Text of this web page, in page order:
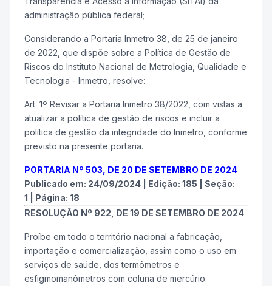
administração pública federal;
Considerando a Portaria Inmetro 38, de 25 de janeiro
de 2022, que dispõe sobre a Política de Gestão de
Riscos do Instituto Nacional de Metrologia, Qualidade e
Tecnologia - Inmetro, resolve:
Art. 1º Revisar a Portaria Inmetro 38/2022, com vistas a
atualizar a política de gestão de riscos e incluir a
política de gestão da integridade do Inmetro, conforme
previsto na presente portaria.
PORTARIA Nº 503, DE 20 DE SETEMBRO DE 2024
Publicado em: 24/09/2024 Edição: 185
Seção:
1
Página: 18
RESOLUÇÃO Nº 922, DE 19 DE SETEMBRO DE 2024
Proíbe em todo o território nacional a fabricação,
importação e comercialização, assim como o uso em
serviços de saúde, dos termômetros e
esfigmomanômetros com coluna de mercúrio.